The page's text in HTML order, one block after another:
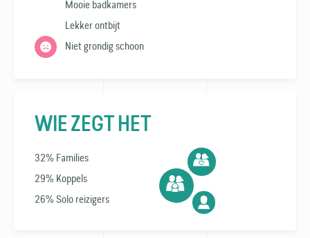
Mooie badkamers
Lekker ontbijt
Niet grondig schoon
WIE ZEGT HET
32% Families
29% Koppels
26% Solo reizigers